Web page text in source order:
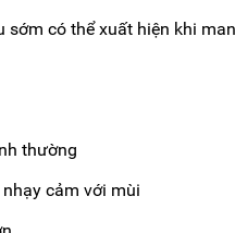
sớm có thể xuất hiện khi
thường
cảm với mùi